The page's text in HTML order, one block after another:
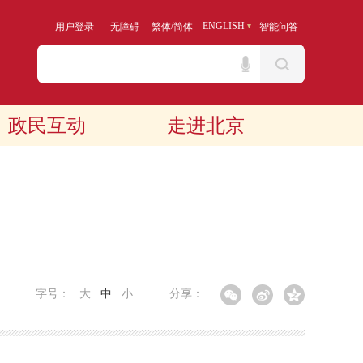
用户登录 无障碍 繁体/简体 ENGLISH 智能问答
政民互动 走进北京
分享：
字号： 大 中 小